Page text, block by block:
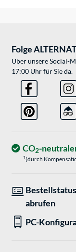
Folge
Über unsere Social-
17:00 Uhr für Sie da.
CO2-
1(durch
Bestellstatus
abrufen
PC-